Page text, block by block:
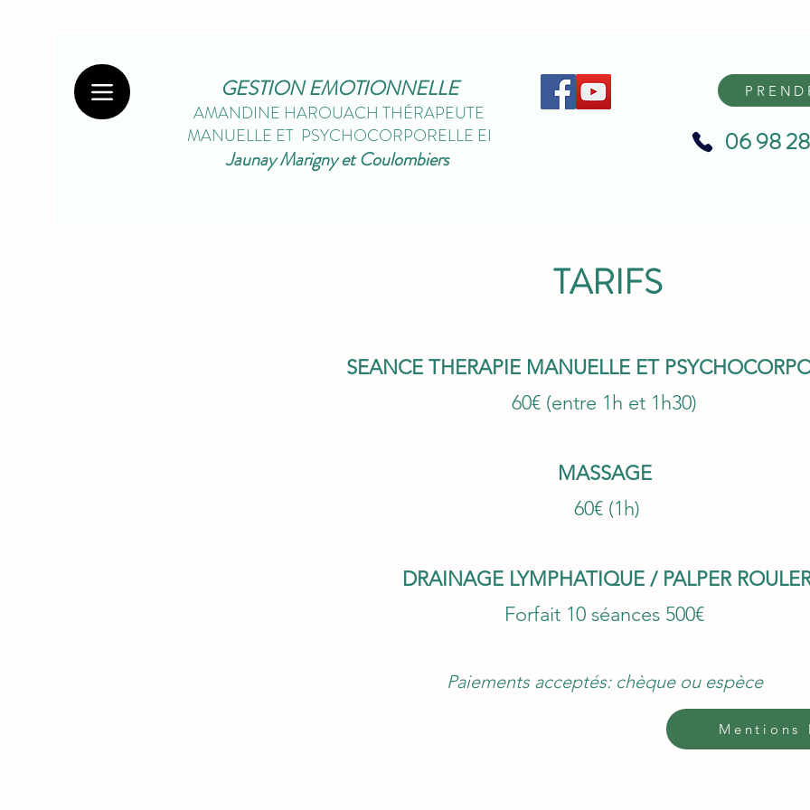
GESTION EMOTIONNELLE
AMANDINE HAROUACH THÉRAPEUTE
MANUELLE ET PSYCHOCORPORELLE EI
Jaunay Marigny et Coulombiers
06 98
TARIFS
SEANCE THERAPIE MANUELLE ET
60€ (entre 1h et 1h30)
MASSAGE
60€ (1h)
DRAINAGE LYMPHATIQUE / PALPER
Forfait 10 séances 500€
Paiements acceptés: chèque ou espèce
Mentions